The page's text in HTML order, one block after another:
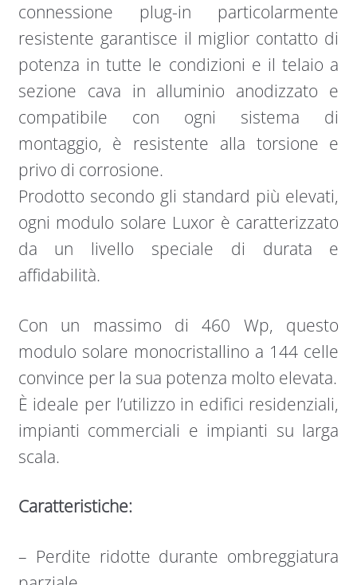
connessione plug-in particolarmente
resistente garantisce il miglior contatto di
potenza in tutte le condizioni e il telaio a
sezione cava in alluminio anodizzato e
compatibile con ogni sistema di
montaggio, è resistente alla torsione e
privo di corrosione.
Prodotto secondo gli standard più elevati,
ogni modulo solare Luxor è caratterizzato
da un livello speciale di durata e
affidabilità.
Con un massimo di 460 Wp, questo
modulo solare monocristallino a 144 celle
convince per la sua potenza molto elevata.
È ideale per l’utilizzo in edifici residenziali,
impianti commerciali e impianti su larga
scala.
Caratteristiche:
– Perdite ridotte durante ombreggiatura